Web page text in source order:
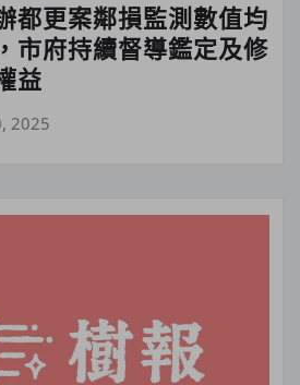
都更案鄰損監測數值均
市府持續督導鑑定及修
益
2025